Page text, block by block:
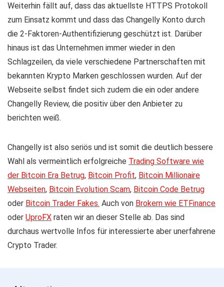
Weiterhin fällt auf, dass das aktuellste HTTPS Protokoll
zum Einsatz kommt und dass das Changelly Konto durch
die 2-Faktoren-Authentifizierung geschützt ist. Darüber
hinaus ist das Unternehmen immer wieder in den
Schlagzeilen, da viele verschiedene Partnerschaften mit
bekannten Krypto Marken geschlossen wurden. Auf der
Webseite selbst findet sich zudem die ein oder andere
Changelly Review, die positiv über den Anbieter zu
berichten weiß.
Changelly ist also seriös und ist somit die deutlich bessere
Wahl als vermeintlich erfolgreiche Trading Software wie
der Bitcoin Era Betrug, Bitcoin Profit, Bitcoin Millionaire
Webseiten, Bitcoin Evolution Scam, Bitcoin Code Betrug
oder Bitcoin Trader Fakes. Auch von Brokern wie ETFinance
oder UproFX raten wir an dieser Stelle ab. Das sind
durchaus wertvolle Infos für interessierte aber unerfahrene
Crypto Trader.